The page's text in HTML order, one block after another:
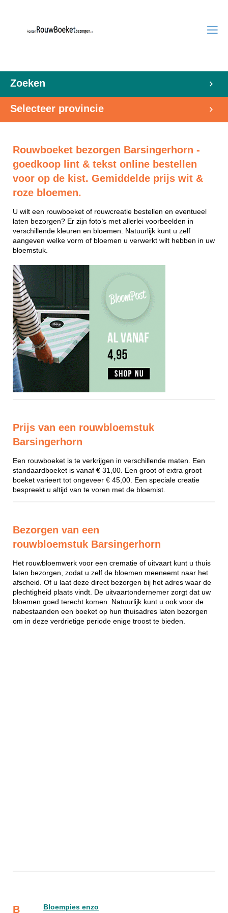
Zoeken
Selecteer provincie
Rouwboeket bezorgen Barsingerhorn -
goedkoop lint & tekst online bestellen
voor op de kist. Gemiddelde prijs wit &
roze bloemen.
U wilt een rouwboeket of rouwcreatie bestellen en eventueel
laten bezorgen? Er zijn foto’s met allerlei voorbeelden in
verschillende kleuren en bloemen. Natuurlijk kunt u zelf
aangeven welke vorm of bloemen u verwerkt wilt hebben in uw
bloemstuk.
Prijs van een rouwbloemstuk
Barsingerhorn
Een rouwboeket is te verkrijgen in verschillende maten. Een
standaardboeket is vanaf € 31,00. Een groot of extra groot
boeket varieert tot ongeveer € 45,00. Een speciale creatie
bespreekt u altijd van te voren met de bloemist.
Bezorgen van een
rouwbloemstuk Barsingerhorn
Het rouwbloemwerk voor een crematie of uitvaart kunt u thuis
laten bezorgen, zodat u zelf de bloemen meeneemt naar het
afscheid. Of u laat deze direct bezorgen bij het adres waar de
plechtigheid plaats vindt. De uitvaartondernemer zorgt dat uw
bloemen goed terecht komen. Natuurlijk kunt u ook voor de
nabestaanden een boeket op hun thuisadres laten bezorgen
om in deze verdrietige periode enige troost te bieden.
B Bloempies enzo